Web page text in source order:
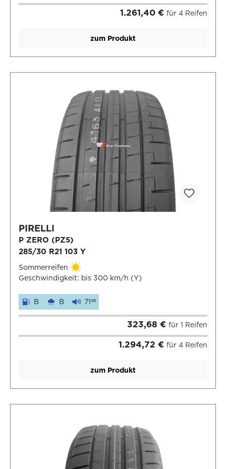
1.261,40 € für 4 Reifen
zum Produkt
PIRELLI
P ZERO (PZ5)
285/30 R21 103 Y
Sommerreifen
Geschwindigkeit: bis 300 km/h (Y)
B B 71dB
323,68 € für 1 Reifen
1.294,72 € für 4 Reifen
zum Produkt